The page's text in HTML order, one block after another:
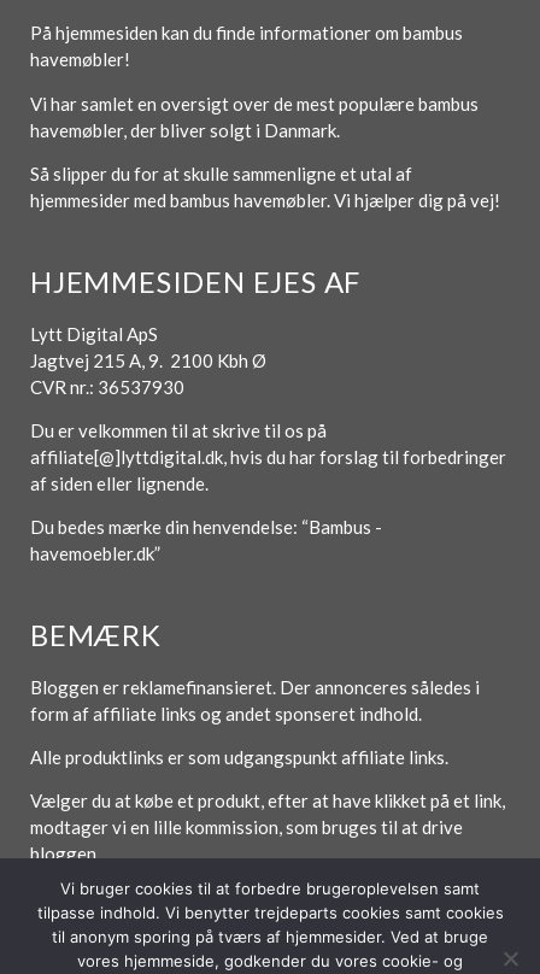
På hjemmesiden kan du finde informationer om bambus
havemøbler!
Vi har samlet en oversigt over de mest populære bambus
havemøbler, der bliver solgt i Danmark.
Så slipper du for at skulle sammenligne et utal af
hjemmesider med bambus havemøbler. Vi hjælper dig på vej!
HJEMMESIDEN EJES AF
Lytt Digital ApS
Jagtvej 215 A, 9. 2100 Kbh Ø
CVR nr.: 36537930
Du er velkommen til at skrive til os på
affiliate[@]lyttdigital.dk, hvis du har forslag til forbedringer
af siden eller lignende.
Du bedes mærke din henvendelse: “Bambus -
havemoebler.dk”
BEMÆRK
Bloggen er reklamefinansieret. Der annonceres således i
form af affiliate links og andet sponseret indhold.
Alle produktlinks er som udgangspunkt affiliate links.
Vælger du at købe et produkt, efter at have klikket på et link,
modtager vi en lille kommission, som bruges til at drive
bloggen.
Forside Om / Kontakt Betingelser
Vi bruger cookies til at forbedre brugeroplevelsen samt
tilpasse indhold. Vi benytter trejdeparts cookies samt cookies
til anonym sporing på tværs af hjemmesider. Ved at bruge
vores hjemmeside, godkender du vores cookie- og